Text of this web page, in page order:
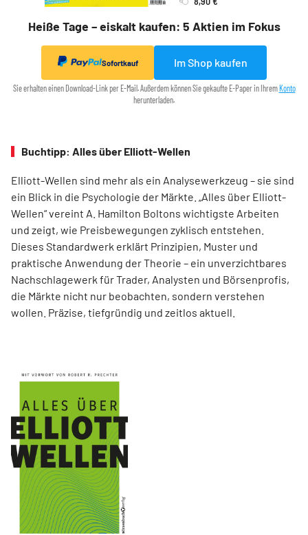
Heiße Tage – eiskalt kaufen: 5 Aktien im Fokus
Sofortkauf Im Shop kaufen
Sie erhalten einen Download-Link per E-Mail. Außerdem können Sie gekaufte E-Paper in Ihrem Konto
herunterladen.
Buchtipp: Alles über Elliott-Wellen
Elliott-Wellen sind mehr als ein Analysewerkzeug – sie sind
ein Blick in die Psychologie der Märkte. „Alles über Elliott-
Wellen“ vereint A. Hamilton Boltons wichtigste Arbeiten
und zeigt, wie Preisbewegungen zyklisch entstehen.
Dieses Standardwerk erklärt Prinzipien, Muster und
praktische Anwendung der Theorie – ein unverzichtbares
Nachschlagewerk für Trader, Analysten und Börsenprofis,
die Märkte nicht nur beobachten, sondern verstehen
wollen. Präzise, tiefgründig und zeitlos aktuell.